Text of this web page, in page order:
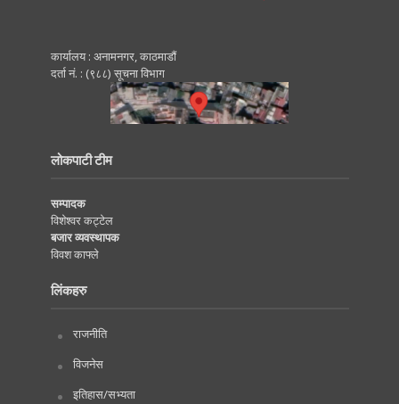
कार्यालय : अनामनगर, काठमाडाैं
दर्ता नं. : (९८८) सूचना विभाग
लोकपाटी टीम
सम्पादक
विशेश्वर कट्टेल
बजार व्यवस्थापक
विवश काफ्ले
लिंकहरु
राजनीति
विजनेस
इतिहास/सभ्यता